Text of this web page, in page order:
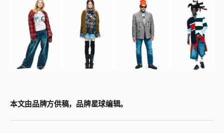
本文由品牌方供稿，品牌星球编辑。